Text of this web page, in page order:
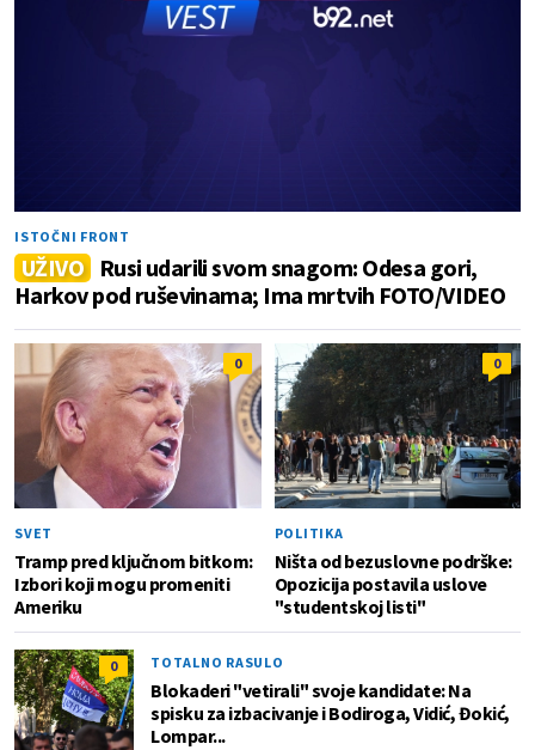
ISTOČNI FRONT
UŽIVO Rusi udarili svom snagom: Odesa gori,
Harkov pod ruševinama; Ima mrtvih FOTO/VIDEO
0
SVET
Tramp pred ključnom bitkom:
Izbori koji mogu promeniti
Ameriku
0
POLITIKA
Ništa od bezuslovne podrške:
Opozicija postavila uslove
"studentskoj listi"
0 TOTALNO RASULO
Blokaderi "vetirali" svoje kandidate: Na
spisku za izbacivanje i Bodiroga, Vidić, Đokić,
Lompar...